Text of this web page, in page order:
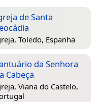
de Santa
Toledo, Espanha
da Senhora
Cabeça
Viana do Castelo,